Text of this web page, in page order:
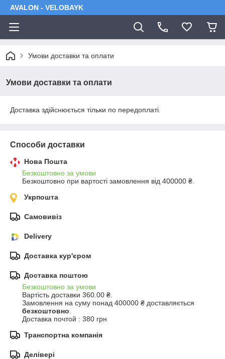
AVALON - VELOBAYK
Умови доставки та оплати
Умови доставки та оплати
Доставка здійснюється тільки по передоплаті.
Способи доставки
Нова Пошта
Безкоштовно за умови
Безкоштовно при вартості замовлення від 400000 ₴.
Укрпошта
Самовивіз
Delivery
Доставка кур'єром
Доставка поштою
Безкоштовно за умови
Вартість доставки 360.00 ₴.
безкоштовно
Доставка почтой : 380 грн
Транспортна компанія
Делівері